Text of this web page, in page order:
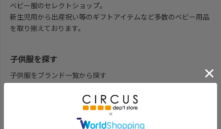
ベビー服のセレクトショップ。
新生児用から出産祝い等のギフトアイテムなど多数のベビー用品
を取り揃えております。
子供服を探す
子供服をブランド一覧から探す
ベビー服ギフト通販のCWTCH